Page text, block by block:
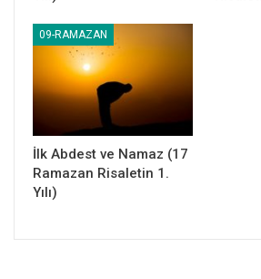
09-RAMAZAN
İlk Abdest ve Namaz (17
Ramazan Risaletin 1.
Yılı)